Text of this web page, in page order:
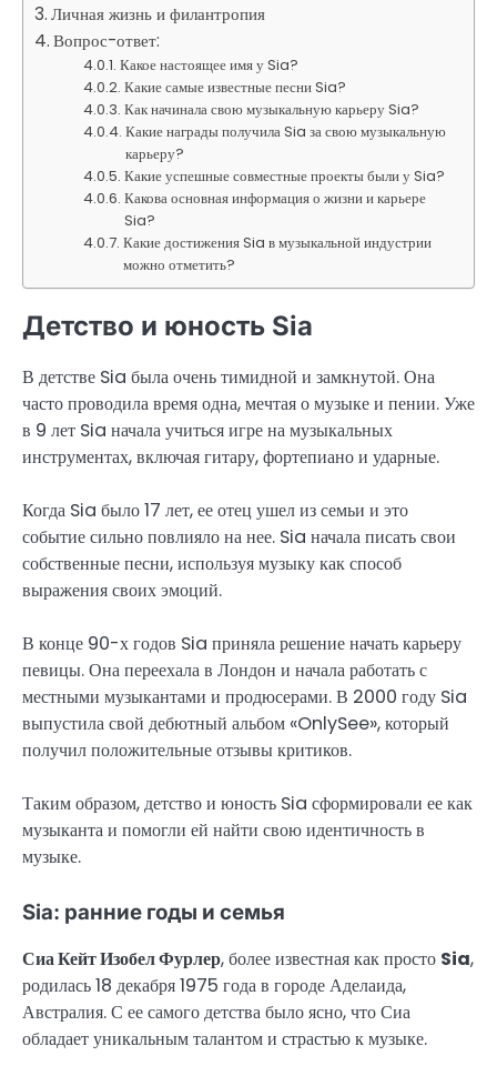
Личная жизнь и филантропия
Вопрос-ответ:
Какое настоящее имя у Sia?
Какие самые известные песни Sia?
Как начинала свою музыкальную карьеру Sia?
Какие награды получила Sia за свою музыкальную
карьеру?
Какие успешные совместные проекты были у Sia?
Какова основная информация о жизни и карьере
Sia?
Какие достижения Sia в музыкальной индустрии
можно отметить?
Детство и юность Sia
В детстве Sia была очень тимидной и замкнутой. Она
часто проводила время одна, мечтая о музыке и пении. Уже
в 9 лет Sia начала учиться игре на музыкальных
инструментах, включая гитару, фортепиано и ударные.
Когда Sia было 17 лет, ее отец ушел из семьи и это
событие сильно повлияло на нее. Sia начала писать свои
собственные песни, используя музыку как способ
выражения своих эмоций.
В конце 90-х годов Sia приняла решение начать карьеру
певицы. Она переехала в Лондон и начала работать с
местными музыкантами и продюсерами. В 2000 году Sia
выпустила свой дебютный альбом «OnlySee», который
получил положительные отзывы критиков.
Таким образом, детство и юность Sia сформировали ее как
музыканта и помогли ей найти свою идентичность в
музыке.
Sia: ранние годы и семья
Сиа Кейт Изобел Фурлер, более известная как просто Sia,
родилась 18 декабря 1975 года в городе Аделаида,
Австралия. С ее самого детства было ясно, что Сиа
обладает уникальным талантом и страстью к музыке.